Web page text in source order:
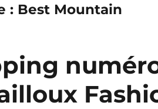
: Best Mountain